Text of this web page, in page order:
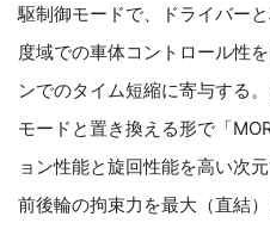
駆制御モードで、ドライバー
度域での車体コントロール性
ンでのタイム短縮に寄与する
モードと置き換える形で「
ョン性能と旋回性能を高い次
前後輪の拘束力を最大（直結